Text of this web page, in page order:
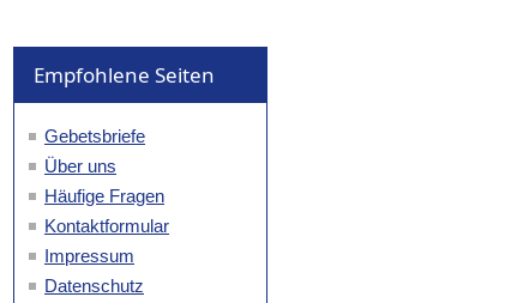
Empfohlene Seiten
Gebetsbriefe
Über uns
Häufige Fragen
Kontaktformular
Impressum
Datenschutz